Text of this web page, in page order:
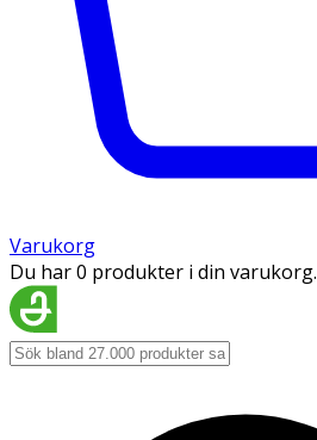
Varukorg
Du har 0 produkter i din varukorg.